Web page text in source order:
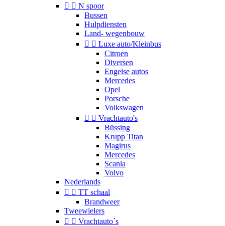
  N spoor
Bussen
Hulpdiensten
Land- wegenbouw
  Luxe auto/Kleinbus
Citroen
Diversen
Engelse autos
Mercedes
Opel
Porsche
Volkswagen
  Vrachtauto's
Büssing
Krupp Titan
Magirus
Mercedes
Scania
Volvo
Nederlands
  TT schaal
Brandweer
Tweewielers
  Vrachtauto´s